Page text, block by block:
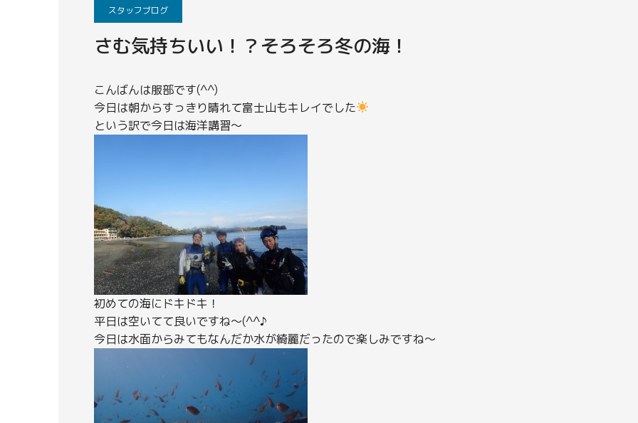
スタッフブログ
さむ気持ちいい！？そろそろ冬の海！
こんばんは服部です(^^)
今日は朝からすっきり晴れて富士山もキレイでした
という訳で今日は海洋講習～
初めての海にドキドキ！
平日は空いてて良いですね～(^^♪
今日は水面からみてもなんだか水が綺麗だったので楽しみですね～